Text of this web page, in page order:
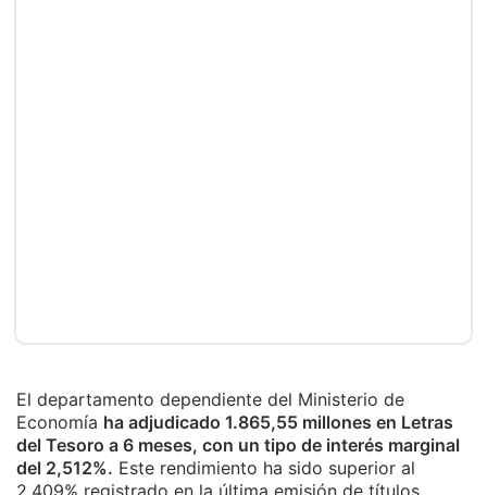
El departamento dependiente del Ministerio de
Economía ha adjudicado 1.865,55 millones en Letras
del Tesoro a 6 meses, con un tipo de interés marginal
del 2,512%. Este rendimiento ha sido superior al